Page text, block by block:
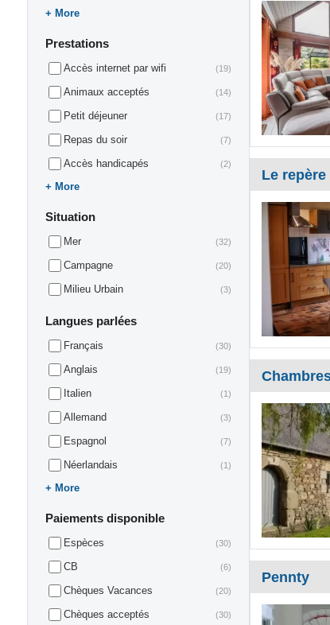
More
Prestations
Accès internet par wifi (19)
Animaux acceptés (14)
Petit déjeuner (17)
Repas du soir (7)
Accès handicapés (2)
More
Situation
Mer (32)
Campagne (20)
Milieu Urbain (3)
Langues parlées
Français (30)
Anglais (19)
Italien (1)
Allemand (3)
Espagnol (7)
Néerlandais (1)
More
Paiements disponible
Espèces (30)
CB (6)
Chèques Vacances (20)
Chèques acceptés (30)
Le
Pennty